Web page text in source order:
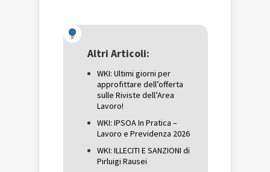
Twitter
una
nuova
(Si
nuova
finestra)
Google+
una
nuova
Altri Articoli:
WKI: Ultimi giorni per
approfittare dell’offerta
sulle Riviste dell’Area
Lavoro!
WKI: IPSOA In Pratica –
Lavoro e Previdenza 2026
WKI: ILLECITI E SANZIONI di
Pirluigi Rausei